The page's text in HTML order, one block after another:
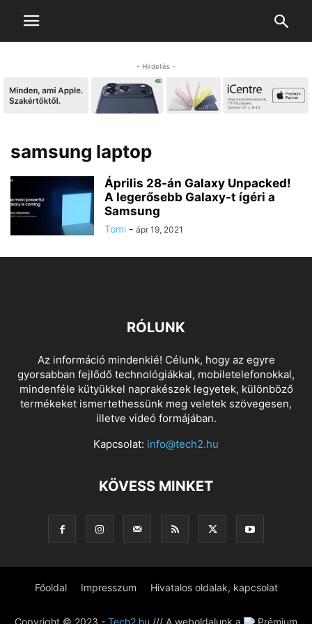
- Hirdetés -
samsung laptop
Április 28-án Galaxy Unpacked!
A legerősebb Galaxy-t ígéri a
Samsung
Tomi - ápr 19, 2021
RÓLUNK
Az információ mindenkié! Célunk, hogy az egyre
gyorsabban fejlődő technológiákkal, mobiletelefonokkal,
mindenféle kütyükkel naprakészek legyetek, különböző
termékeket ismertethessünk meg veletek szövegesen,
illetve videó formájában.
Kapcsolat: info@tech2.hu
KÖVESS MINKET
Főoldal Impresszum Hivatalos oldalak, kapcsolat